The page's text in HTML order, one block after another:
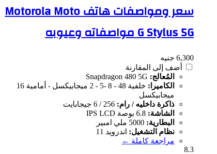
سعر ومواصفات هاتف Motorola Moto
G Stylus 5G مواصفاته وعيوبه
6,300 جنيه
أضف إلى المقارنة
المُعالج:
الكاميرا:
خلفية 48 - 8 -5 - 2 ميجابيكسل - أمامية 16
ميجابيكسل
ذاكرة داخليه / رام:
الشاشة:
البطارية:
نظام التشغيل: اندرويد 11
مراجعة كاملة ←
8.3